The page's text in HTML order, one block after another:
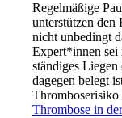
Regelmäßige
unterstützen den
nicht unbedingt
Expert*innen sei
ständiges
dagegen belegt
Thromboserisiko
Thrombose in